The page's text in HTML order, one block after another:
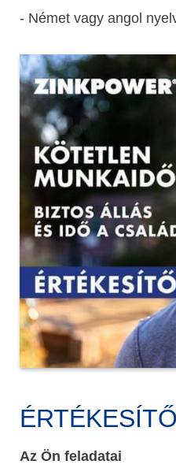
- Német vagy angol
ÉRTÉKESÍTŐ
Az Ön feladatai